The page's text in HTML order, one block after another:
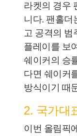
라켓의 경우
니다. 팬홀더
고 공격의
플레이를 보
쉐이커의 승
다면 쉐이커
방식이기 때
2. 국가대
이번 올림픽